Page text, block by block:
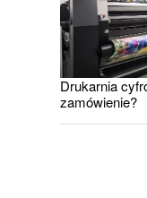
Drukarnia
zamówienie?